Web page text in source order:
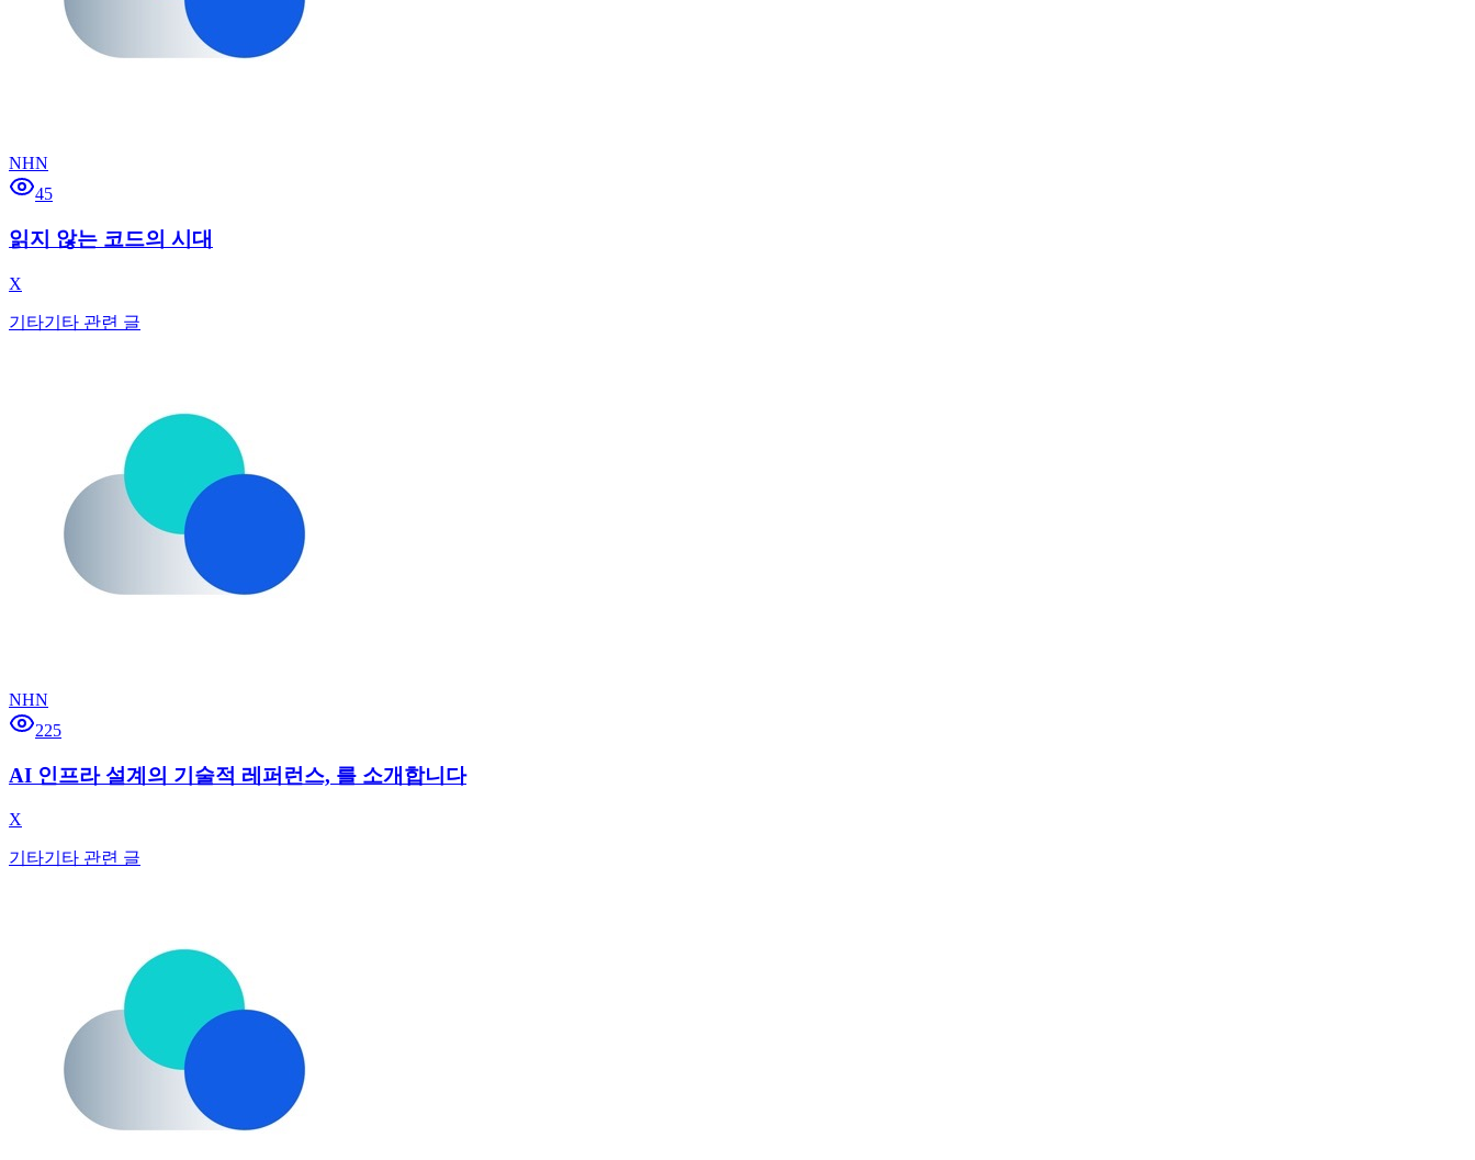
NHN
45
읽지 않는 코드의 시대
X
기타기타 관련 글
NHN
225
AI 인프라 설계의 기술적 레퍼런스, 를 소개합니다
X
기타기타 관련 글